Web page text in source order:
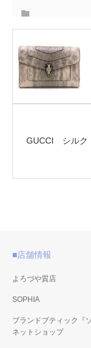
GUCCI シルク
■店舗情報
よろづや質店
SOPHIA
ブランドブティック『
ネットショップ